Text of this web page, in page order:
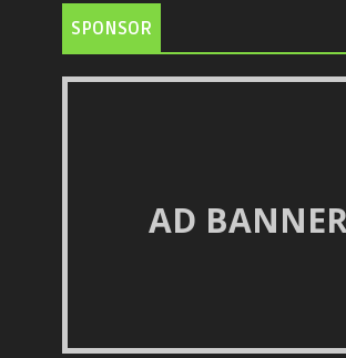
SPONSOR
AD